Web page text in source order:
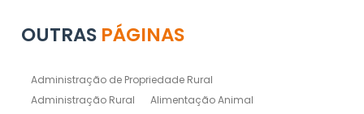
OUTRAS PÁGINAS
Administração de Propriedade Rural
Administração Rural
Alimentação Animal